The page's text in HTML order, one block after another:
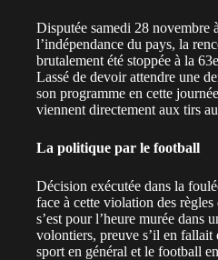
Disputée samedi 28 novembre
l’indépendance du pays, la
brutalement été stoppée à la
Lassé de devoir attendre une
son programme en cette
viennent directement aux tirs
La politique par le football
Décision exécutée dans la
face à cette violation des
s’est pour l’heure murée dans
volontiers, preuve s’il en
sport en général et le football